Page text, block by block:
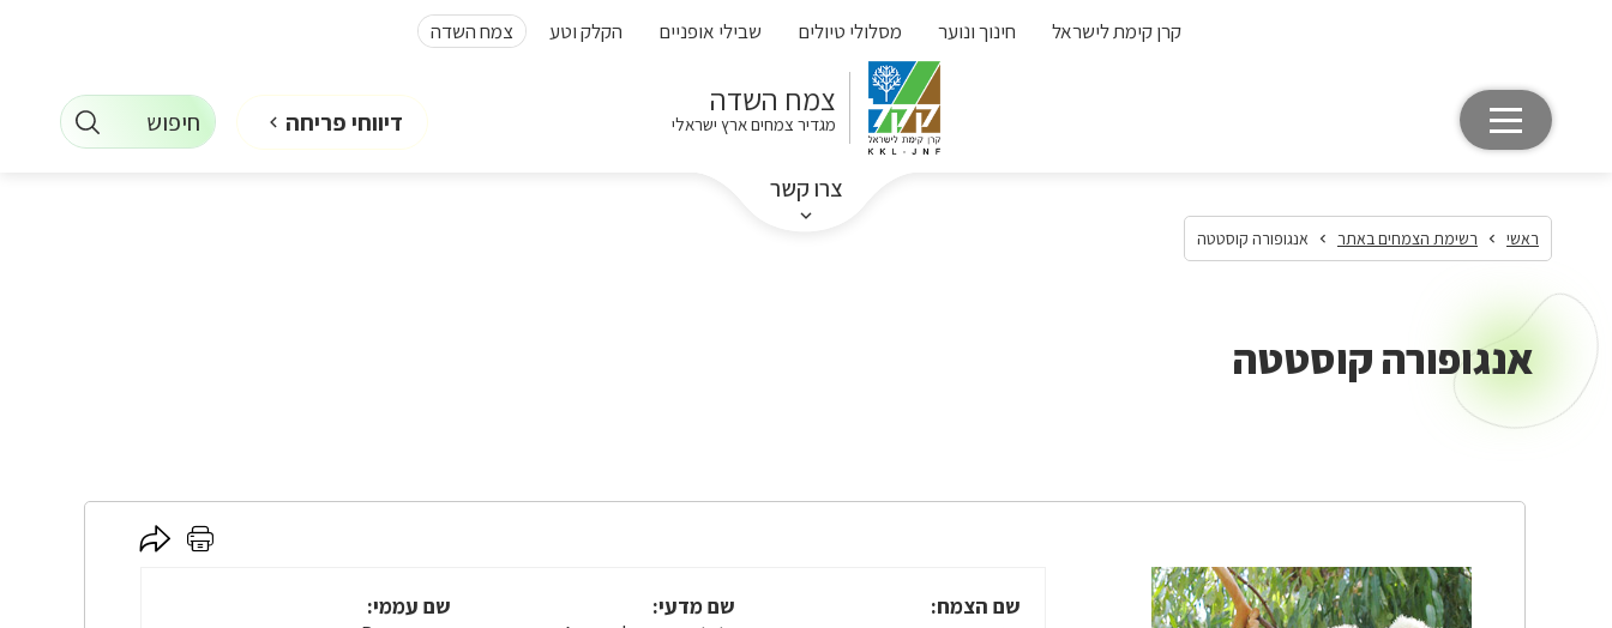
קרן קימת לישראל חינוך ונוער מסלולי טיולים שבילי אופניים הקלק וטע צמח השדה
צמח השדה
מגדיר צמחים ארץ ישראלי
צרו קשר
דיווחי פריחה חיפוש
ראשי רשימת הצמחים באתר אנגופורה קוסטטה
אנגופורה קוסטטה
לחץ
לחץ
שם הצמח:
שם מדעי:
שם עממי: